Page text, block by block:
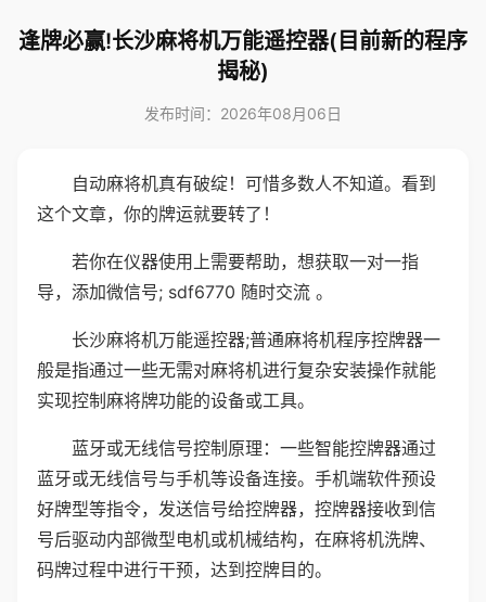
逢牌必赢!长沙麻将机万能遥控器(目前新的程序
揭秘)
发布时间：2026年08月06日
自动麻将机真有破绽！可惜多数人不知道。看到
这个文章，你的牌运就要转了！
若你在仪器使用上需要帮助，想获取一对一指
导，添加微信号; sdf6770 随时交流 。
长沙麻将机万能遥控器;普通麻将机程序控牌器一
般是指通过一些无需对麻将机进行复杂安装操作就能
实现控制麻将牌功能的设备或工具。
蓝牙或无线信号控制原理：一些智能控牌器通过
蓝牙或无线信号与手机等设备连接。手机端软件预设
好牌型等指令，发送信号给控牌器，控牌器接收到信
号后驱动内部微型电机或机械结构，在麻将机洗牌、
码牌过程中进行干预，达到控牌目的。